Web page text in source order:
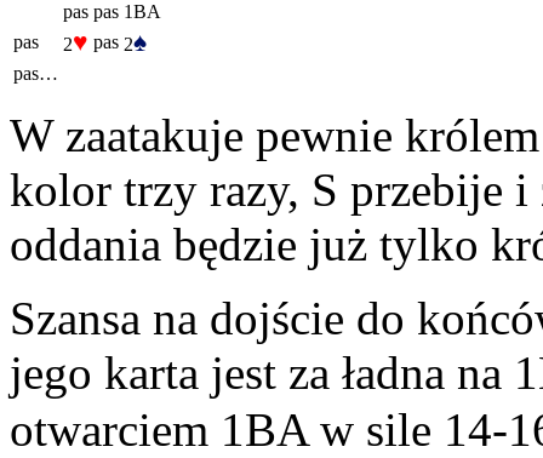
pas pas 1BA
pas
2♥ pas 2♠
pas…
W zaatakuje pewnie
kolor trzy razy, S przebije
oddania będzie już tylko
Szansa na dojście do
jego karta jest za ładna na
otwarciem 1BA w sile 14-